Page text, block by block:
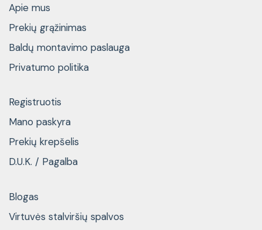
Apie mus
Prekių grąžinimas
Baldų montavimo paslauga
Privatumo politika
Registruotis
Mano paskyra
Prekių krepšelis
D.U.K. / Pagalba
Blogas
Virtuvės stalviršių spalvos